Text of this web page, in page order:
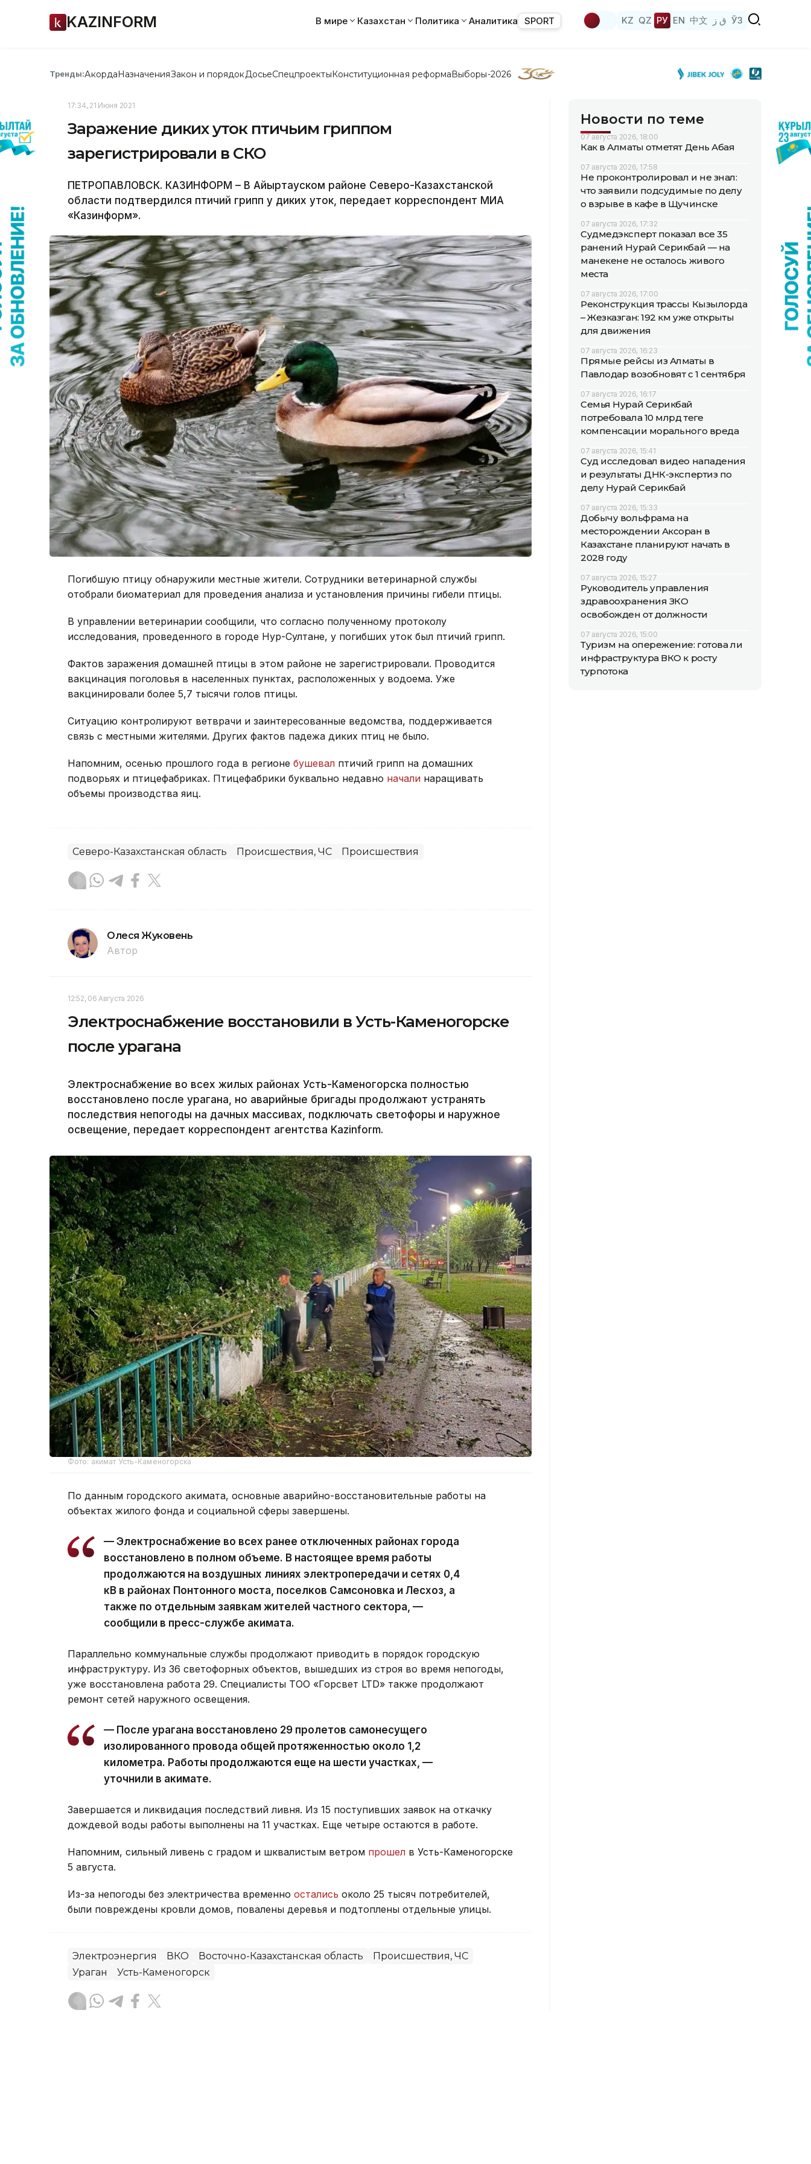
KAZINFORM В мире Казахстан Политика Аналитика SPORT KZ QZ РУ EN 中文 ق ز ЎЗ
Тренды:АкордаНазначенияЗакон и порядок ДосьеСпецпроектыКонституционная реформаВыборы-2026
17:34, 21 Июня 2021
Заражение диких уток птичьим гриппом
зарегистрировали в СКО
ПЕТРОПАВЛОВСК. КАЗИНФОРМ – В Айыртауском районе Северо-Казахстанской
области подтвердился птичий грипп у диких уток, передает корреспондент МИА
«Казинформ».
Погибшую птицу обнаружили местные жители. Сотрудники ветеринарной службы
отобрали биоматериал для проведения анализа и установления причины гибели птицы.
В управлении ветеринарии сообщили, что согласно полученному протоколу
исследования, проведенного в городе Нур-Султане, у погибших уток был птичий грипп.
Фактов заражения домашней птицы в этом районе не зарегистрировали. Проводится
вакцинация поголовья в населенных пунктах, расположенных у водоема. Уже
вакцинировали более 5,7 тысячи голов птицы.
Ситуацию контролируют ветврачи и заинтересованные ведомства, поддерживается
связь с местными жителями. Других фактов падежа диких птиц не было.
Напомним, осенью прошлого года в регионе бушевал птичий грипп на домашних
подворьях и птицефабриках. Птицефабрики буквально недавно начали наращивать
объемы производства яиц.
Северо-Казахстанская область Происшествия, ЧС Происшествия
Олеся Жуковень
Автор
12:52, 06 Августа 2026
Электроснабжение восстановили в Усть-Каменогорске
после урагана
Электроснабжение во всех жилых районах Усть-Каменогорска полностью
восстановлено после урагана, но аварийные бригады продолжают устранять
последствия непогоды на дачных массивах, подключать светофоры и наружное
освещение, передает корреспондент агентства Kazinform.
Фото: акимат Усть-Каменогорска
По данным городского акимата, основные аварийно-восстановительные работы на
объектах жилого фонда и социальной сферы завершены.
— Электроснабжение во всех ранее отключенных районах города
восстановлено в полном объеме. В настоящее время работы
продолжаются на воздушных линиях электропередачи и сетях 0,4
кВ в районах Понтонного моста, поселков Самсоновка и Лесхоз, а
также по отдельным заявкам жителей частного сектора, —
сообщили в пресс-службе акимата.
Параллельно коммунальные службы продолжают приводить в порядок городскую
инфраструктуру. Из 36 светофорных объектов, вышедших из строя во время непогоды,
уже восстановлена работа 29. Специалисты ТОО «Горсвет LTD» также продолжают
ремонт сетей наружного освещения.
— После урагана восстановлено 29 пролетов самонесущего
изолированного провода общей протяженностью около 1,2
километра. Работы продолжаются еще на шести участках, —
уточнили в акимате.
Завершается и ликвидация последствий ливня. Из 15 поступивших заявок на откачку
дождевой воды работы выполнены на 11 участках. Еще четыре остаются в работе.
Напомним, сильный ливень с градом и шквалистым ветром прошел в Усть-Каменогорске
5 августа.
Из-за непогоды без электричества временно остались около 25 тысяч потребителей,
были повреждены кровли домов, повалены деревья и подтоплены отдельные улицы.
Электроэнергия ВКО Восточно-Казахстанская область
Происшествия, ЧС
Ураган
Усть-Каменогорск
Новости по теме
07 августа 2026, 18:00
Как в Алматы отметят День Абая
07 августа 2026, 17:58
Не проконтролировал и не знал:
что заявили подсудимые по делу
о взрыве в кафе в Щучинске
07 августа 2026, 17:32
Судмедэксперт показал все 35
ранений Нурай Серикбай — на
манекене не осталось живого
места
07 августа 2026, 17:00
Реконструкция трассы Кызылорда
– Жезказган: 192 км уже открыты
для движения
07 августа 2026, 16:23
Прямые рейсы из Алматы в
Павлодар возобновят с 1 сентября
07 августа 2026, 16:17
Семья Нурай Серикбай
потребовала 10 млрд теңге
компенсации морального вреда
07 августа 2026, 15:41
Суд исследовал видео нападения
и результаты ДНК-экспертиз по
делу Нурай Серикбай
07 августа 2026, 15:33
Добычу вольфрама на
месторождении Аксоран в
Казахстане планируют начать в
2028 году
07 августа 2026, 15:27
Руководитель управления
здравоохранения ЗКО
освобожден от должности
07 августа 2026, 15:00
Туризм на опережение: готова ли
инфраструктура ВКО к росту
турпотока